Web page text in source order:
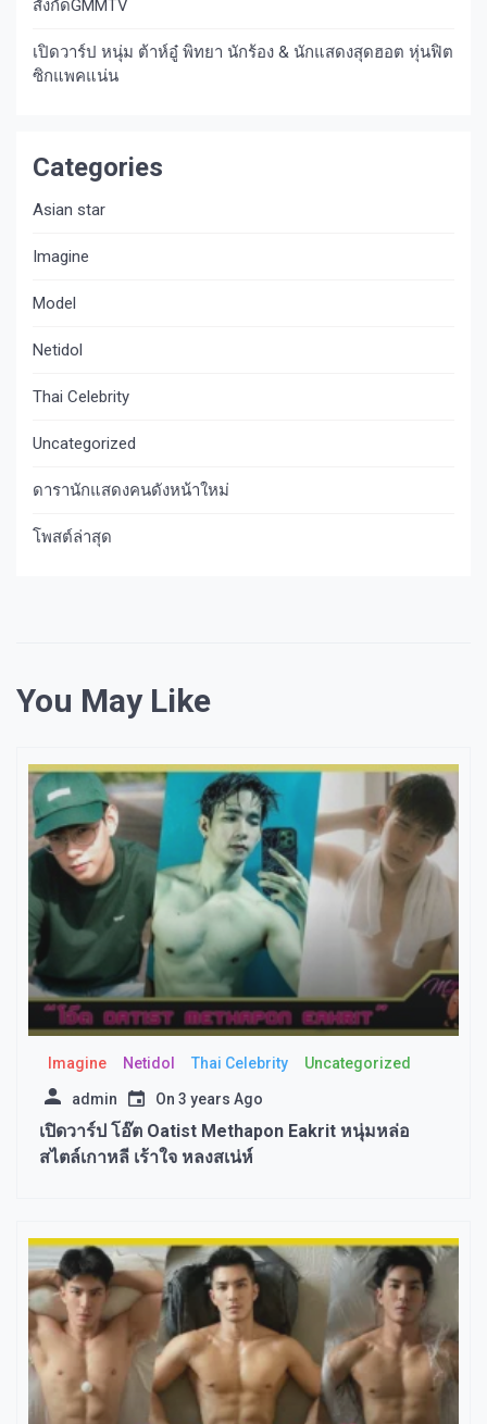
สังกัดGMMTV
เปิดวาร์ป หนุ่ม ต้าห์อู๋ พิทยา นักร้อง & นักแสดงสุดฮอต หุ่นฟิต
ซิกแพคแน่น
Categories
Asian star
Imagine​
Model
Netidol
Thai Celebrity
Uncategorized
ดารานักแสดงคนดังหน้าใหม่
โพสต์ล่าสุด
You May Like
Imagine​ Netidol Thai Celebrity Uncategorized
admin On 3 years Ago
เปิดวาร์ป โอ๊ต Oatist Methapon Eakrit หนุ่มหล่อ
สไตล์เกาหลี เร้าใจ หลงสเน่ห์